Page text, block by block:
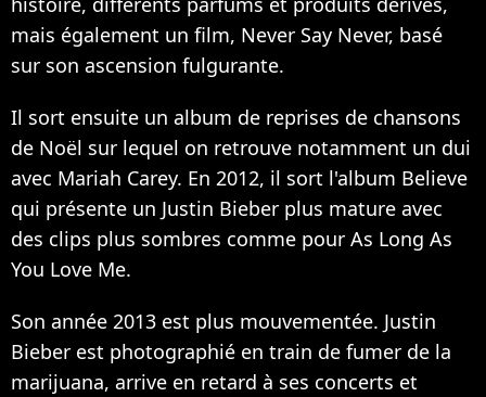
mais également un film, Never Say Never, basé
sur son ascension fulgurante.
Il sort ensuite un album de reprises de chansons
de Noël sur lequel on retrouve notamment un dui
avec Mariah Carey. En 2012, il sort l'album Believe
qui présente un Justin Bieber plus mature avec
des clips plus sombres comme pour As Long As
You Love Me.
Son année 2013 est plus mouvementée. Justin
Bieber est photographié en train de fumer de la
marijuana, arrive en retard à ses concerts et